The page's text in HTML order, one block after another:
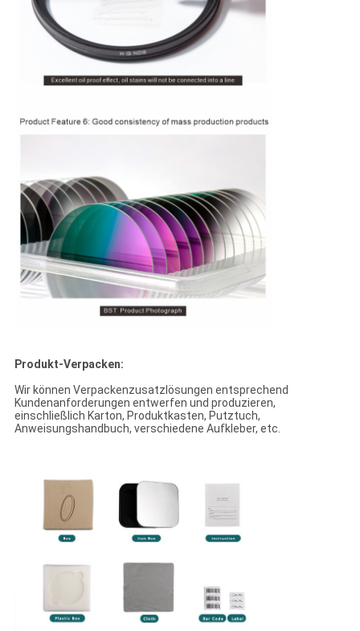
Produkt-Verpacken:
Wir können Verpackenzusatzlösungen entsprechend
Kundenanforderungen entwerfen und produzieren,
einschließlich Karton, Produktkasten, Putztuch,
Anweisungshandbuch, verschiedene Aufkleber, etc.